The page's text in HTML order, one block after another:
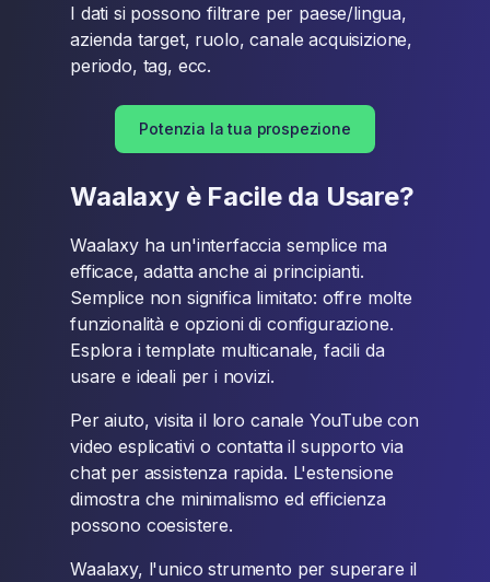
I dati si possono filtrare per paese/lingua,
azienda target, ruolo, canale acquisizione,
periodo, tag, ecc.
Potenzia la tua prospezione
Waalaxy è Facile da Usare?
Waalaxy ha un'interfaccia semplice ma
efficace, adatta anche ai principianti.
Semplice non significa limitato: offre molte
funzionalità e opzioni di configurazione.
Esplora i template multicanale, facili da
usare e ideali per i novizi.
Per aiuto, visita il loro canale YouTube con
video esplicativi o contatta il supporto via
chat per assistenza rapida. L'estensione
dimostra che minimalismo ed efficienza
possono coesistere.
Waalaxy, l'unico strumento per superare il